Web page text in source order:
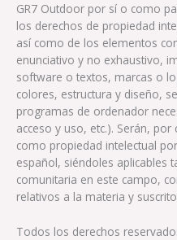
GR7 Outdoor por sí o como
los derechos de propiedad
así como de los elementos
enunciativo y no exhaustivo,
software o textos, marcas o
colores, estructura y diseño,
programas de ordenador
acceso y uso, etc.). Serán,
como propiedad intelectual
español, siéndoles aplicables
comunitaria en este campo,
relativos a la materia y
Todos los derechos